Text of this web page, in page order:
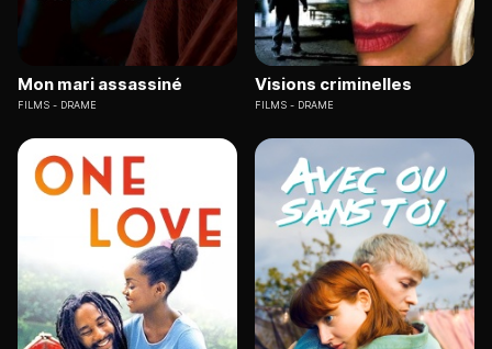
Mon mari assassiné
FILMS DRAME
Visions criminelles
FILMS DRAME